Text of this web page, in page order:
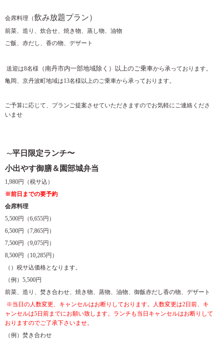
会席料理（飲み放題プラン）
前菜、造り、炊合せ、焼き物、蒸し物、油物
ご飯、赤だし、香の物、デザート
送迎は8名様 （南丹市内一部地域除く）以上のご乗車から承っております。
亀岡、京丹波町地域は13名様以上のご乗車から承っております。
ご予算に応じて、プランご提案させていただきますのでお気軽にご連絡くださ
いませ
〜平日限定ランチ〜
小出やす御膳＆園部城弁当
1,980円（税サ込）
※前日までの要予約
会席料理
5,500円（6,655円）
6,500円（7,865円）
7,500円（9,075円）
8,500円（10,285円）
（）税サ込価格となります。
（例）5,500円
前菜、造り、焚き合わせ、焼き物、蒸物、油物、御飯赤だし香の物、デザート
※当日の人数変更、キャンセルはお断りしております。人数変更は2日前、キ
ャンセルは5日前までにお願い致します。ランチも当日キャンセルはお断りして
おりますのでご了承下さいませ。
（例）焚き合わせ